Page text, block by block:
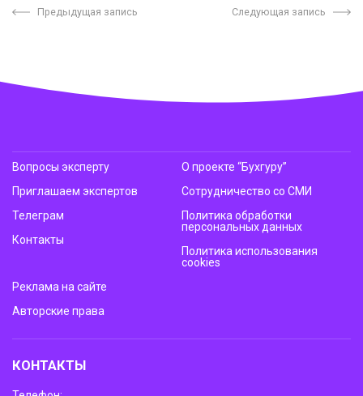
Предыдущая запись Следующая запись
Вопросы эксперту
Приглашаем экспертов
Телеграм
Контакты
О проекте “Бухгуру”
Сотрудничество со СМИ
Политика обработки
персональных данных
Политика использования
cookies
Реклама на сайте
Авторские права
КОНТАКТЫ